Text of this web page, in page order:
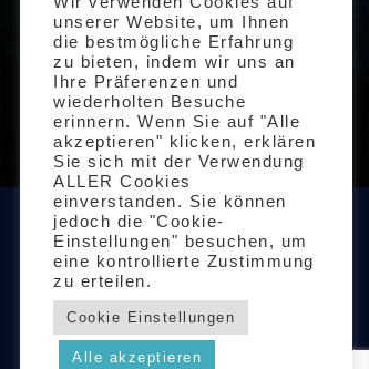
Social Media
unserer Website, um Ihnen
die bestmögliche Erfahrung
zu bieten, indem wir uns an
Ihre Präferenzen und
wiederholten Besuche
erinnern. Wenn Sie auf "Alle
akzeptieren" klicken, erklären
Sie sich mit der Verwendung
ALLER Cookies
einverstanden. Sie können
jedoch die "Cookie-
Einstellungen" besuchen, um
eine kontrollierte Zustimmung
zu erteilen.
Cookie Einstellungen
Alle akzeptieren